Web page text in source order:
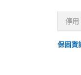
停用
保固資